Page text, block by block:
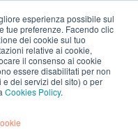
esperienza possibile sul
tue preferenze. Facendo clic
dei cookie sul tuo
relative ai cookie,
il consenso ai cookie
essere disabilitati per non
dei servizi del sito) o per
Cookies Policy.
EN IT